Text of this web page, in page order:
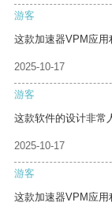
游客
这款加速器VPM应用
2025-10-17
游客
这款软件的设计非常
2025-10-17
游客
这款加速器VPM应用